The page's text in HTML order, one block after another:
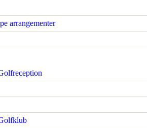
arrangementer